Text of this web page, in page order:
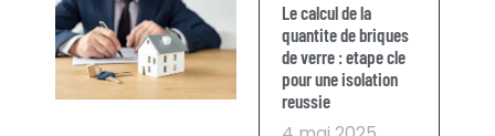
Le calcul de la
quantite de briques
de verre : etape cle
pour une isolation
reussie